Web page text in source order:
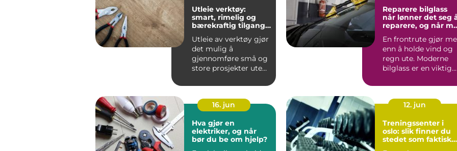
Utleie verktøy:
smart, rimelig og
bærekraftig tilgang
Utleie av verktøy gjør
det mulig å
gjennomføre små og
store prosjekter uten
Reparere bilglass
når lønner det seg
reparere, og når
En frontrute gjør
enn å holde vind og
regn ute. Moderne
bilglass er en viktig
16. jun
Hva gjør en
elektriker, og når
bør du be om hjelp?
12. jun
Treningssenter i
oslo: slik finner du
stedet som faktisk